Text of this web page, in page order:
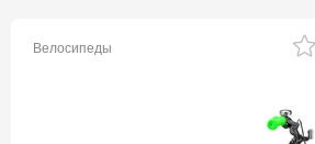
Велосипеды